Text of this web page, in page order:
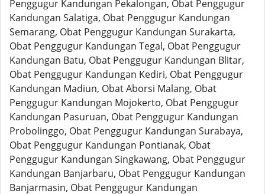
Penggugur Kandungan Pekalongan, Obat Penggugur
Kandungan Salatiga, Obat Penggugur Kandungan
Semarang, Obat Penggugur Kandungan Surakarta,
Obat Penggugur Kandungan Tegal, Obat Penggugur
Kandungan Batu, Obat Penggugur Kandungan Blitar,
Obat Penggugur Kandungan Kediri, Obat Penggugur
Kandungan Madiun, Obat Aborsi Malang, Obat
Penggugur Kandungan Mojokerto, Obat Penggugur
Kandungan Pasuruan, Obat Penggugur Kandungan
Probolinggo, Obat Penggugur Kandungan Surabaya,
Obat Penggugur Kandungan Pontianak, Obat
Penggugur Kandungan Singkawang, Obat Penggugur
Kandungan Banjarbaru, Obat Penggugur Kandungan
Banjarmasin, Obat Penggugur Kandungan